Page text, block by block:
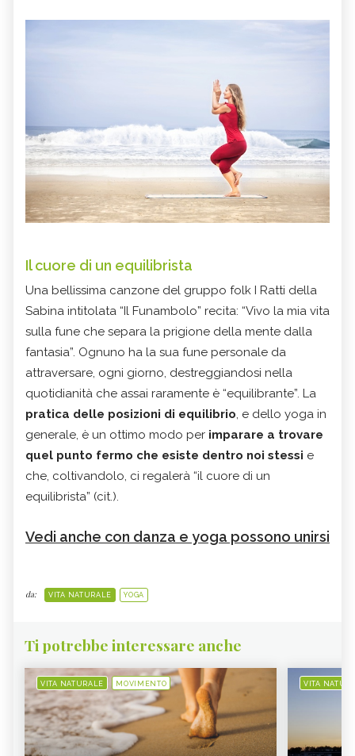
Il cuore di un equilibrista
Una bellissima canzone del gruppo folk I Ratti della
Sabina intitolata “Il Funambolo” recita: “Vivo la mia vita
sulla fune che separa la prigione della mente dalla
fantasia”. Ognuno ha la sua fune personale da
attraversare, ogni giorno, destreggiandosi nella
quotidianità che assai raramente è “equilibrante”. La
pratica delle posizioni di equilibrio, e dello yoga in
generale, è un ottimo modo per imparare a trovare
quel punto fermo che esiste dentro noi stessi e
che, coltivandolo, ci regalerà “il cuore di un
equilibrista” (cit.).
Vedi anche con danza e yoga possono unirsi
da: VITA NATURALE YOGA
Ti potrebbe interessare anche
VITA NATURALE MOVIMENTO VITA